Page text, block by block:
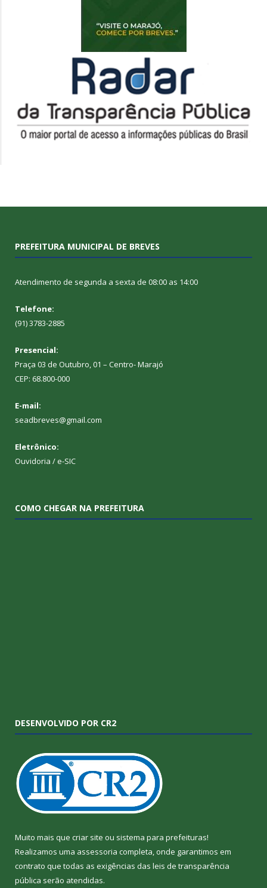
PREFEITURA MUNICIPAL DE BREVES
Atendimento de segunda a sexta de 08:00 as 14:00
Telefone:
(91) 3783-2885
Presencial:
Praça 03 de Outubro, 01 – Centro- Marajó
CEP: 68.800-000
E-mail:
seadbreves@gmail.com
Eletrônico:
Ouvidoria /e-SIC
COMO CHEGAR NA PREFEITURA
DESENVOLVIDO POR CR2
Muito mais que criar site ou sistema para prefeituras!
Realizamos uma assessoria completa, onde garantimos em
contrato que todas as exigências das leis de transparência
pública serão atendidas.